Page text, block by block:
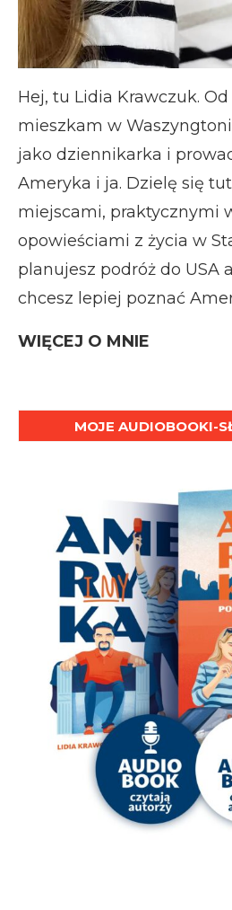
Hej, tu Lidia Krawczuk.
mieszkam w
jako dziennikarka i
Ameryka i ja. Dzielę się
miejscami, praktycznymi
opowieściami z życia w
planujesz podróż do USA
chcesz lepiej poznać
WIĘCEJ O MNIE
MOJE AUDIOBOOKI-